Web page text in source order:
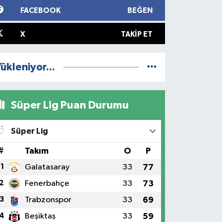
FACEBOOK BEĞEN
X TAKIP ET
Süper Lig Puan Durumu
Süper Lig
Takım O P
1 Galatasaray 33 77
Fenerbahçe 33 73
3 Trabzonspor 33 69
Beşiktaş 33 59